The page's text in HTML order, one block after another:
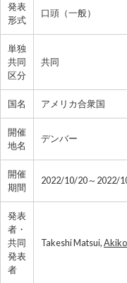
発表
形式
口頭（一般）
単独
共同
区分
共同
国名 アメリカ合衆国
開催
地名
デンバー
開催
期間
2022/10/20～2022/
発表
者・
共同
発表
者
Takeshi Matsui,